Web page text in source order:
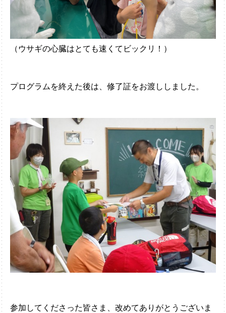
（ウサギの心臓はとても速くてビックリ！）
プログラムを終えた後は、修了証をお渡ししました。
参加してくださった皆さま、改めてありがとうございま